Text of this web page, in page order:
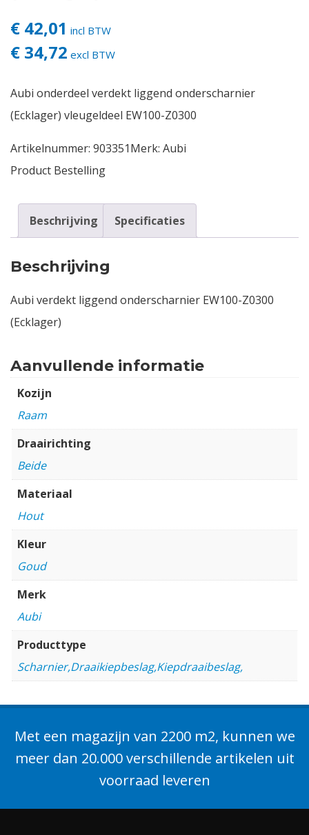
€ 42,01 incl BTW
€ 34,72 excl BTW
Aubi onderdeel verdekt liggend onderscharnier
(Ecklager) vleugeldeel EW100-Z0300
Artikelnummer: 903351Merk: Aubi
Product Bestelling
Beschrijving Specificaties
Beschrijving
Aubi verdekt liggend onderscharnier EW100-Z0300
(Ecklager)
Aanvullende informatie
Kozijn
Raam
Draairichting
Beide
Materiaal
Hout
Kleur
Goud
Merk
Aubi
Producttype
Scharnier,Draaikiepbeslag,Kiepdraaibeslag,
Met een magazijn van 2200 m2, kunnen we
meer dan 20.000 verschillende artikelen uit
voorraad leveren